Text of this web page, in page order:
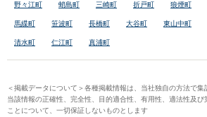
野々江町 蛸島町 三崎町 折戸町 狼煙町
馬緤町 笹波町 長橋町 大谷町 東山中町
清水町 仁江町 真浦町
＜掲載データについて＞各種掲載情報は、当社独自の方法で
当該情報の正確性、完全性、目的適合性、有用性、適法性及
ことについて、一切保証しないものとします